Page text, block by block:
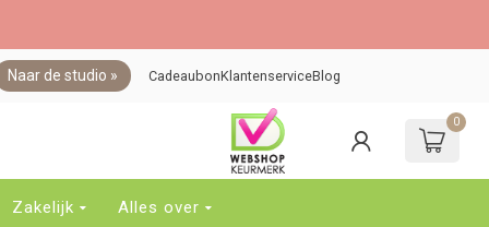
Naar de studio » CadeaubonKlantenserviceBlog
0
Zakelijk Alles over